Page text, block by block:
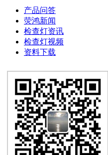
产品问答
荧鸿新闻
检查灯资讯
检查灯视频
资料下载